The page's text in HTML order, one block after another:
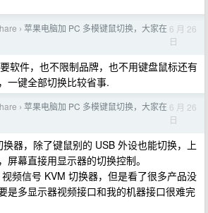
› 苹果电脑加 PC 多模键鼠切换，大家在 6 月 26
日
软件，也不限制品牌，也不用键盘鼠标还有
一键全部切换比较省事.
› 苹果电脑加 PC 多模键鼠切换，大家在 6 月 26
日
器，除了键鼠别的 USB 外设也能切换，上
屏幕直接用显示器的切换控制。
频信号 KVM 切换器，但是看了很多产品没
是多显示器视频接口和我的机器接口很难完